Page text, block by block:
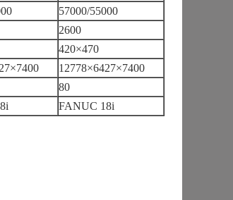
57000/55000
2600
420×470
12778×6427×7400
80
FANUC 18i